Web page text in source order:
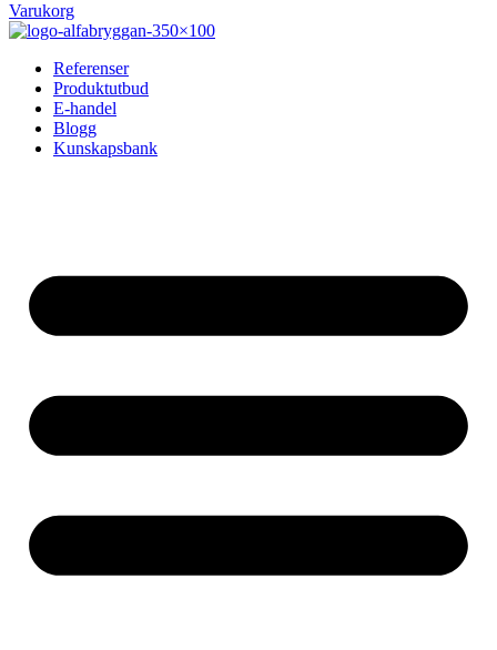
Varukorg
Referenser
Produktutbud
E-handel
Blogg
Kunskapsbank